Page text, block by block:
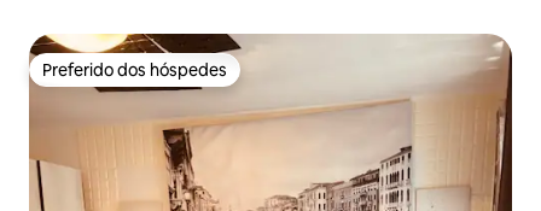
Preferido dos hóspedes
Preferido dos hóspedes